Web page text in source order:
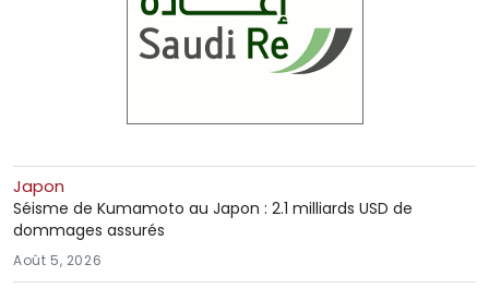
Japon
Séisme de Kumamoto au Japon : 2.1 milliards USD de
dommages assurés
Août 5, 2026